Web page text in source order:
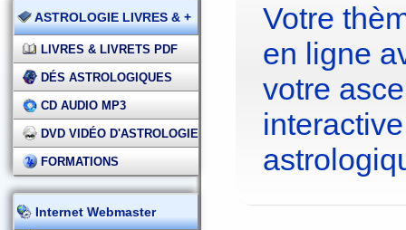
ASTROLOGIE LIVRES & +
LIVRES & LIVRETS PDF
DÉS ASTROLOGIQUES
CD AUDIO MP3
DVD VIDÉO D'ASTROLOGIE
FORMATIONS
Internet Webmaster
Votre
en ligne
votre